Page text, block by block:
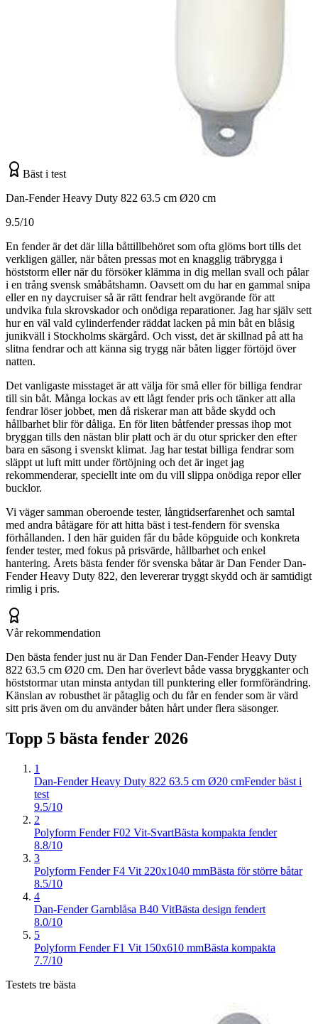
Bäst i test
Dan-Fender Heavy Duty 822 63.5 cm Ø20 cm
9.5/10
En fender är det där lilla båttillbehöret som ofta glöms bort tills det
verkligen gäller, när båten pressas mot en knagglig träbrygga i
höststorm eller när du försöker klämma in dig mellan svall och pålar
i en trång svensk småbåtshamn. Oavsett om du har en gammal snipa
eller en ny daycruiser så är rätt fendrar helt avgörande för att
undvika fula skrovskador och onödiga reparationer. Jag har själv sett
hur en väl vald cylinderfender räddat lacken på min båt en blåsig
junikväll i Stockholms skärgård. Och visst, det är skillnad på att ha
slitna fendrar och att känna sig trygg när båten ligger förtöjd över
natten.
Det vanligaste misstaget är att välja för små eller för billiga fendrar
till sin båt. Många lockas av ett lågt fender pris och tänker att alla
fendrar löser jobbet, men då riskerar man att både skydd och
hållbarhet blir för dåliga. En för liten båtfender pressas ihop mot
bryggan tills den nästan blir platt och är du otur spricker den efter
bara en säsong i svenskt klimat. Jag har testat billiga fendrar som
släppt ut luft mitt under förtöjning och det är inget jag
rekommenderar, speciellt inte om du vill slippa onödiga repor eller
bucklor.
Vi väger samman oberoende tester, långtidserfarenhet och samtal
med andra båtägare för att hitta bäst i test-fendern för svenska
förhållanden. I den här guiden får du både köpguide och konkreta
fender tester, med fokus på prisvärde, hållbarhet och enkel
hantering. Årets bästa fender för svenska båtar är Dan Fender Dan-
Fender Heavy Duty 822, den levererar tryggt skydd och är samtidigt
rimlig i pris.
Vår rekommendation
Den bästa fender just nu är Dan Fender Dan-Fender Heavy Duty
822 63.5 cm Ø20 cm. Den har överlevt både vassa bryggkanter och
höststormar utan minsta antydan till punktering eller formförändring.
Känslan av robusthet är påtaglig och du får en fender som är värd
sitt pris även om du använder båten hårt under flera säsonger.
Topp 5 bästa fender 2026
1
Dan-Fender Heavy Duty 822 63.5 cm Ø20 cmFender bäst i
test
9.5/10
2
Polyform Fender F02 Vit-SvartBästa kompakta fender
8.8/10
3
Polyform Fender F4 Vit 220x1040 mmBästa för större båtar
8.5/10
4
Dan-Fender Garnblåsa B40 VitBästa design fendert
8.0/10
5
Polyform Fender F1 Vit 150x610 mmBästa kompakta
7.7/10
Testets tre bästa